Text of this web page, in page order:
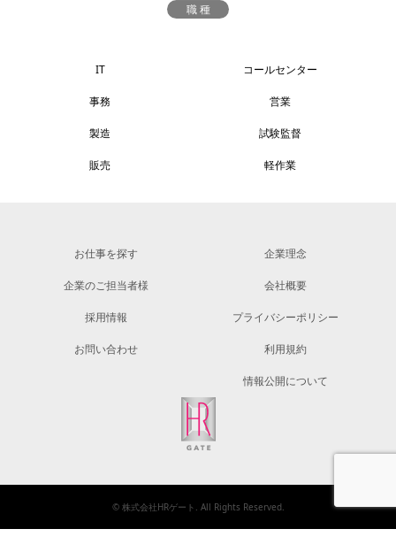
職 種
IT コールセンター
事務 営業
製造 試験監督
販売 軽作業
お仕事を探す
企業のご担当者様
採用情報
お問い合わせ
企業理念
会社概要
プライバシーポリシー
利用規約
情報公開について
© 株式会社HRゲート . All Rights Reserved.